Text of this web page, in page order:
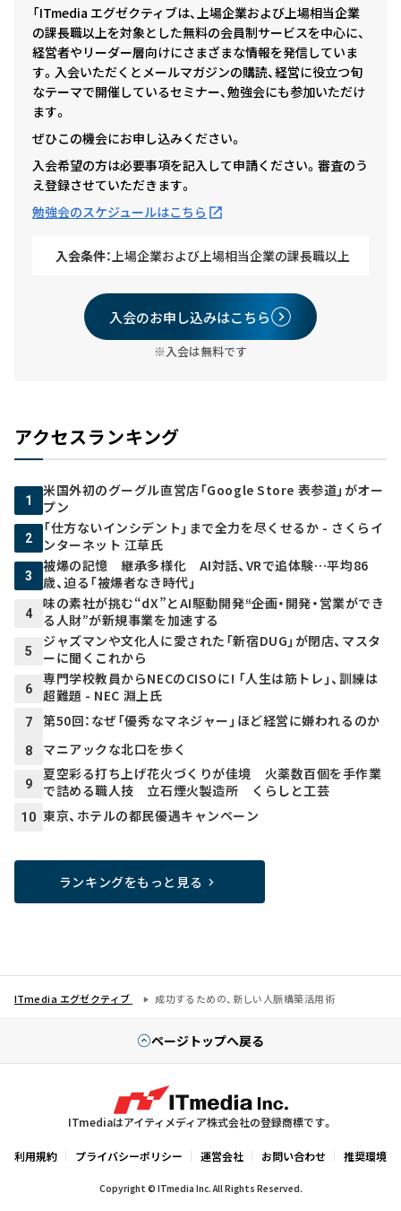
「ITmedia エグゼクティブは、上場企業および上場相当企業
の課長職以上を対象とした無料の会員制サービスを中心に、
経営者やリーダー層向けにさまざまな情報を発信していま
す。入会いただくとメールマガジンの購読、経営に役立つ旬
なテーマで開催しているセミナー、勉強会にも参加いただけ
ます。
ぜひこの機会にお申し込みください。
入会希望の方は必要事項を記入して申請ください。審査のう
え登録させていただきます。
勉強会のスケジュールはこちら
入会条件：上場企業および上場相当企業の課長職以上
入会のお申し込みはこちら
※入会は無料です
アクセスランキング
1
米国外初のグーグル直営店「Google Store 表参道」がオー
プン
2
「仕方ないインシデント」まで全力を尽くせるか - さくらイ
ンターネット 江草氏
3
被爆の記憶 継承多様化 AI対話、VRで追体験…平均86
歳、迫る「被爆者なき時代」
4
味の素社が挑む“dX”とAI駆動開発――“企画・開発・営業ができ
る人財”が新規事業を加速する
5
ジャズマンや文化人に愛された「新宿DUG」が閉店、マスタ
ーに聞くこれから
6
専門学校教員からNECのCISOに! 「人生は筋トレ」、訓練は
超難題 - NEC 淵上氏
7 第50回：なぜ「優秀なマネジャー」ほど経営に嫌われるのか
8 マニアックな北口を歩く
9
夏空彩る打ち上げ花火づくりが佳境 火薬数百個を手作業
で詰める職人技 立石煙火製造所 くらしと工芸
10 東京、ホテルの都民優遇キャンペーン
ランキングをもっと見る
ITmedia エグゼクティブ 成功するための、新しい人脈構築活用術
ページトップへ戻る
ITmediaはアイティメディア株式会社の登録商標です。
利用規約 プライバシーポリシー 運営会社 お問い合わせ 推奨環境
Copyright © ITmedia Inc. All Rights Reserved.